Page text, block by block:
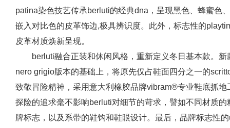
patina染色技艺传承berluti的经典dna，呈现黑色、蜂蜜色
嵌入对比色的皮革饰边,极具辨识度。此外，标志性的
皮革材质焕新呈现。
berluti融合正装和休闲风格，重新定义冬日基本款。
nero grigio版本的基础上，将原先仅占鞋面四分之一的
致敬冒险精神，采用意大利橡胶品牌vibram®专业鞋底抓
探险的追求毫不影响berluti对细节的苛求，譬如不同材质
牌标志，以及系带的鞋钩和鞋眼设计。最后，品牌标志性